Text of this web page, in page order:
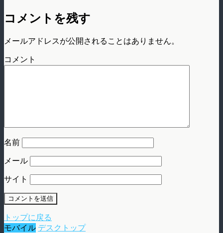
コメントを残す
メールアドレスが公開されることはありません。
コメント
名前
メール
サイト
トップに戻る
モバイル デスクトップ